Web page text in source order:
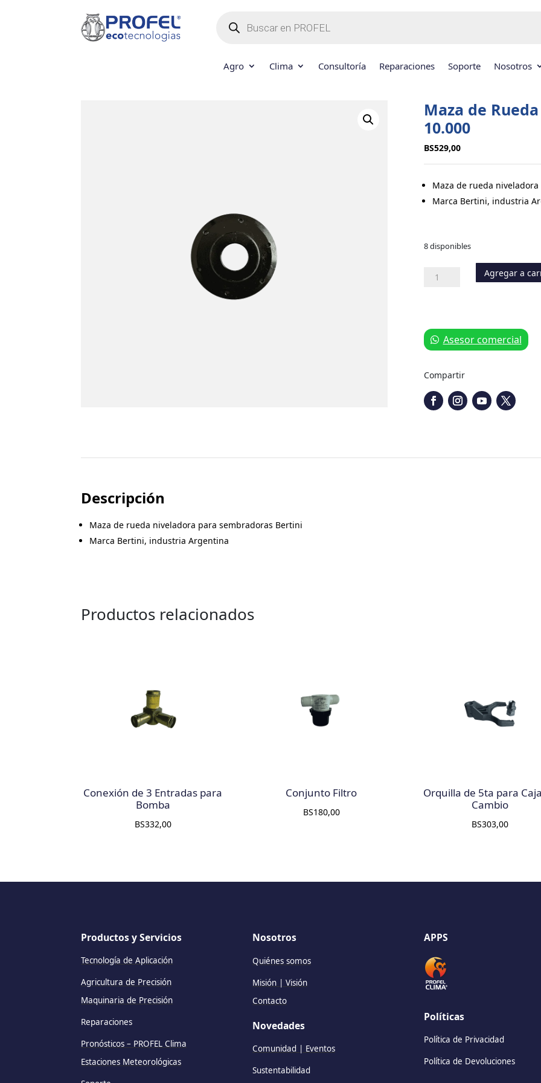
productos
Agro Clima Consultoría Reparaciones Soporte Nosotros
Maza de
10.000
BS529,00
Maza de rueda
Marca Bertini, industria
8 disponibles
Maza
10.000
cantidad
Agregar a
Asesor comercial
Compartir
Descripción
Maza de rueda niveladora para sembradoras Bertini
Marca Bertini, industria Argentina
Productos relacionados
Conexión de 3 Entradas para
Bomba
BS332,00
Conjunto Filtro
BS180,00
Orquilla de 5ta para
Cambio
BS303,00
Productos y Servicios
Tecnología de Aplicación
Agricultura de Precisión
Maquinaria de Precisión
Reparaciones
Pronósticos – PROFEL Clima
Estaciones Meteorológicas
Nosotros
Quiénes somos
Misión | Visión
Contacto
Novedades
Comunidad | Eventos
Sustentabilidad
APPS
Políticas
Política de Privacidad
Política de Devoluciones